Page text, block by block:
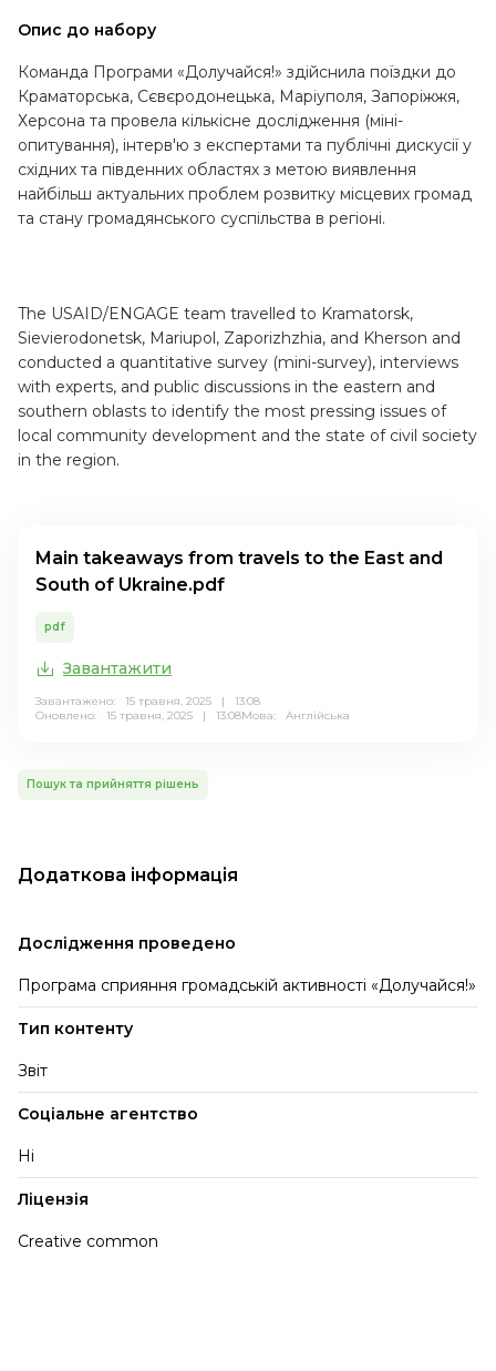
Опис до набору
Команда Програми «Долучайся!» здійснила поїздки до
Краматорська, Сєвєродонецька, Маріуполя, Запоріжжя,
Херсона та провела кількісне дослідження (міні-
опитування), інтерв'ю з експертами та публічні дискусії у
східних та південних областях з метою виявлення
найбільш актуальних проблем розвитку місцевих громад
та стану громадянського суспільства в регіоні.
The USAID/ENGAGE team travelled to Kramatorsk,
Sievierodonetsk, Mariupol, Zaporizhzhia, and Kherson and
conducted a quantitative survey (mini-survey), interviews
with experts, and public discussions in the eastern and
southern oblasts to identify the most pressing issues of
local community development and the state of civil society
in the region.
Main takeaways from travels to the East and
South of Ukraine.pdf
pdf
Завантажити
Завантажено: 15 травня, 2025 | 13:08
Оновлено: 15 травня, 2025 | 13:08Мова: Англійська
Пошук та прийняття рішень
Додаткова інформація
Дослідження проведено
Програма сприяння громадській активності «Долучайся!»
Тип контенту
Звіт
Соціальне агентство
Ні
Ліцензія
Creative common